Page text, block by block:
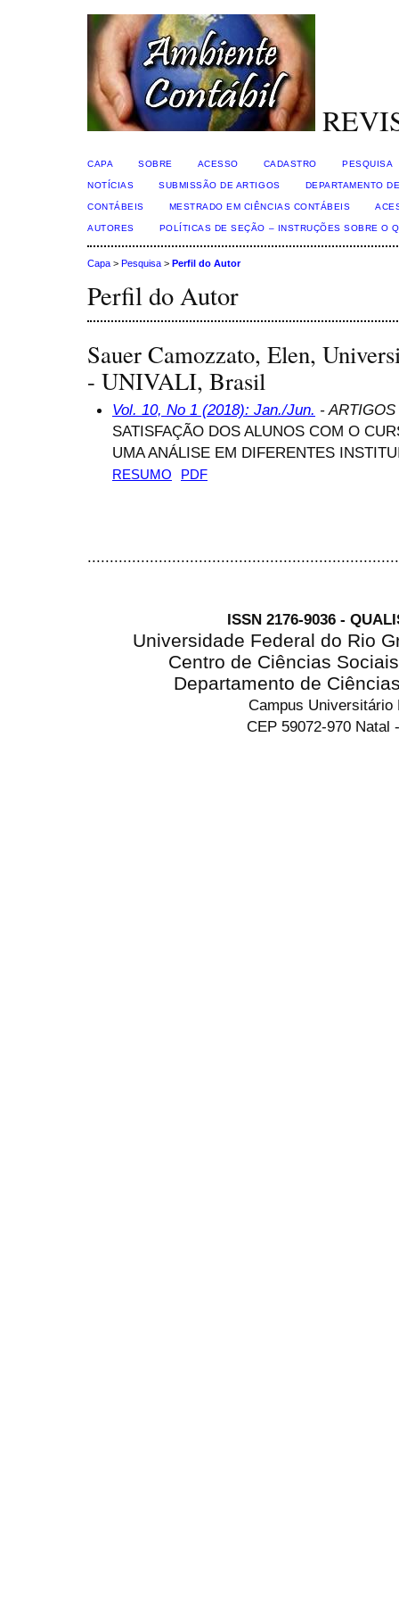
CAPA SOBRE ACESSO CADASTRO PESQUISA
NOTÍCIAS SUBMISSÃO DE ARTIGOS DEPARTAMENTO
CONTÁBEIS MESTRADO EM CIÊNCIAS CONTÁBEIS
AUTORES POLÍTICAS DE SEÇÃO – INSTRUÇÕES SOBRE O
Capa > Pesquisa > Perfil do Autor
Perfil do Autor
Sauer Camozzato, Elen,
- UNIVALI, Brasil
Vol. 10, No 1 (2018): Jan./Jun. - ARTIGOS
SATISFAÇÃO DOS ALUNOS COM O
UMA ANÁLISE EM DIFERENTES
RESUMO PDF
ISSN 2176-9036 -
Universidade Federal do Rio
Centro de Ciências
Departamento de
Campus Universitário
CEP 59072-970 Natal